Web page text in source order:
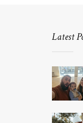
Latest